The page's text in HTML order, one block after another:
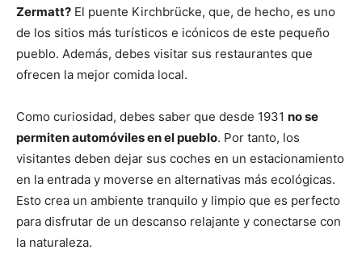
Zermatt? El puente Kirchbrücke, que, de hecho, es uno
de los sitios más turísticos e icónicos de este pequeño
pueblo. Además, debes visitar sus restaurantes que
ofrecen la mejor comida local.
Como curiosidad, debes saber que desde 1931 no se
permiten automóviles en el pueblo. Por tanto, los
visitantes deben dejar sus coches en un estacionamiento
en la entrada y moverse en alternativas más ecológicas.
Esto crea un ambiente tranquilo y limpio que es perfecto
para disfrutar de un descanso relajante y conectarse con
la naturaleza.